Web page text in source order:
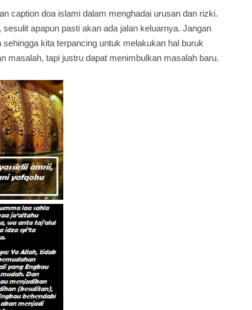
caption doa islami dalam menghadai urusan dan rizki.
apapun pasti akan ada jalan keluarnya. Jangan
kita terpancing untuk melakukan hal buruk
masalah, tapi justru dapat menimbulkan masalah baru.